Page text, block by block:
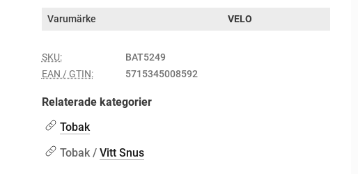
Varumärke VELO
SKU:
BAT5249
EAN / GTIN:
5715345008592
Relaterade kategorier
Tobak
Tobak / Vitt Snus